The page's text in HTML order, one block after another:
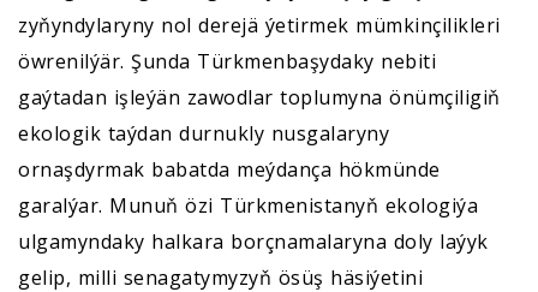
zyňyndylaryny nol derejä ýetirmek mümkinçilikleri
öwrenilýär. Şunda Türkmenbaşydaky nebiti
gaýtadan işleýän zawodlar toplumyna önümçiligiň
ekologik taýdan durnukly nusgalaryny
ornaşdyrmak babatda meýdança hökmünde
garalýar. Munuň özi Türkmenistanyň ekologiýa
ulgamyndaky halkara borçnamalaryna doly laýyk
gelip, milli senagatymyzyň ösüş häsiýetini